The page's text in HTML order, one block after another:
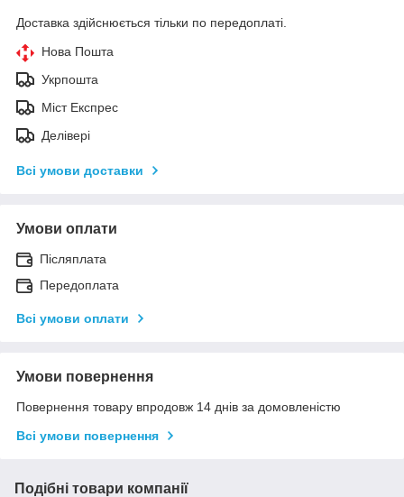
Доставка здійснюється тільки по передоплаті.
Нова Пошта
Укрпошта
Міст Експрес
Делівері
Всі умови доставки
Умови оплати
Післяплата
Передоплата
Всі умови оплати
Умови повернення
Повернення товару впродовж 14 днів за домовленістю
Всі умови повернення
Подібні товари компанії